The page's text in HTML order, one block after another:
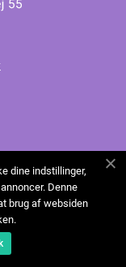
dine indstillinger,
Denne
brug af websiden